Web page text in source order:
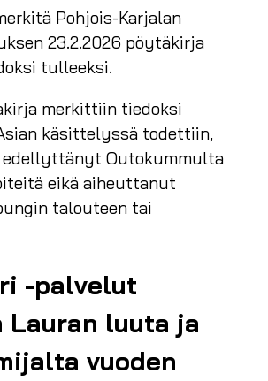
Pohjois-Karjalan
23.2.2026 pöytäkirja
tulleeksi.
merkittiin tiedoksi
käsittelyssä todettiin,
Outokummulta
eikä aiheuttanut
talouteen tai
-palvelut
Lauran luuta ja
vuoden